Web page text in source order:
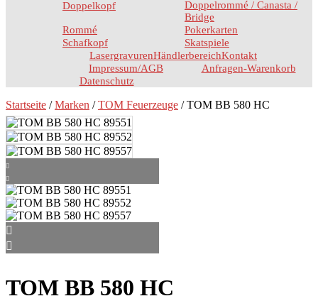
Doppelkopf
Doppelrommé / Canasta /
Bridge
Rommé
Pokerkarten
Schafkopf
Skatspiele
LasergravurenHändlerbereichKontakt
Impressum/AGB
Datenschutz
Anfragen-Warenkorb
Startseite /Marken /TOM Feuerzeuge / TOM BB 580 HC
TOM BB 580 HC